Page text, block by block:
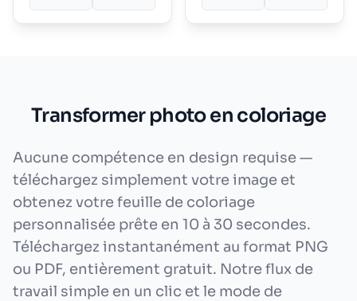
Transformer photo en coloriage
Aucune compétence en design requise —
téléchargez simplement votre image et
obtenez votre feuille de coloriage
personnalisée prête en 10 à 30 secondes.
Téléchargez instantanément au format PNG
ou PDF, entièrement gratuit. Notre flux de
travail simple en un clic et le mode de